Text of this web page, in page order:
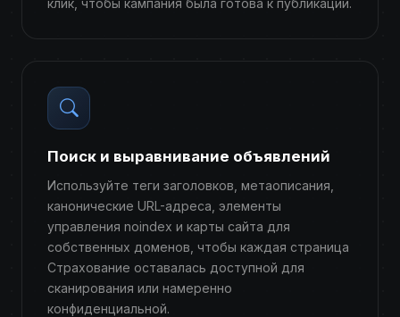
клик, чтобы кампания была готова к публикации.
Поиск и выравнивание объявлений
Используйте теги заголовков, метаописания,
канонические URL-адреса, элементы
управления noindex и карты сайта для
собственных доменов, чтобы каждая страница
Страхование оставалась доступной для
сканирования или намеренно
конфиденциальной.